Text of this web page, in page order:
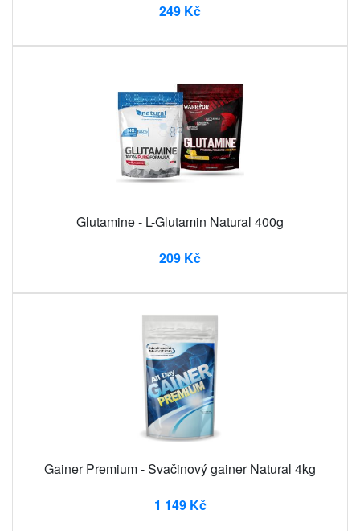
249 Kč
Glutamine - L-Glutamin Natural 400g
209 Kč
Gainer Premium - Svačinový gainer Natural 4kg
1 149 Kč